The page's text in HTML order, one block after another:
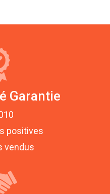
Garantie
positives
vendus